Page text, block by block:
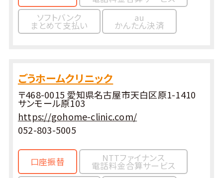
ソフトバンク
まとめて支払い
au
かんたん決済
ごうホームクリニック
〒468-0015 愛知県名古屋市天白区原1-1410
サンモール原103
https://gohome-clinic.com/
052-803-5005
口座振替 NTTファイナンス
電話料金合算サービス